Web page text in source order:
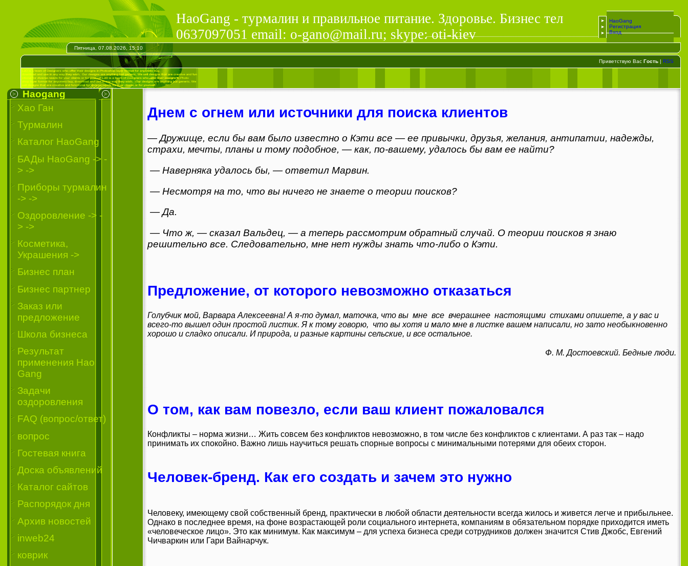
HaoGang - турмалин и правильное питание. Здоровье. Бизнес тел
0637097051 email: o-gano@mail.ru; skype: oti-kiev
HaoGang
Регистрация
Вход
Пятница, 07.08.2026, 15:10
Приветствую Вас Гость | RSS
Haogang
Хао Ган
Турмалин
Каталог HaoGang
БАДы HaoGang -> -
> ->
Приборы турмалин
-> ->
Oздоровление -> -
> ->
Косметика,
Украшения ->
Бизнес план
Бизнес партнер
Заказ или
предложение
Школа бизнеса
Результат
применения Hao
Gang
Задачи
оздоровления
FAQ (вопрос/ответ)
вопрос
Гостевая книга
Доска объявлений
Каталог сайтов
Распорядок дня
Архив новостей
inweb24
коврик
Днем с огнем или источники для поиска клиентов
— Дружище, если бы вам было известно о Кэти все — ее привычки, друзья, желания, антипатии, надежды,
страхи, мечты, планы и тому подобное, — как, по-вашему, удалось бы вам ее найти?
— Наверняка удалось бы, — ответил Марвин.
— Несмотря на то, что вы ничего не знаете о теории поисков?
— Да.
— Что ж, — сказал Вальдец, — а теперь рассмотрим обратный случай. О теории поисков я знаю
решительно все. Следовательно, мне нет нужды знать что-либо о Кэти.
Предложение, от которого невозможно отказаться
Голубчик мой, Варвара Алексеевна! А я-то думал, маточка, что вы мне все вчерашнее настоящими стихами опишете, а у вас и
всего-то вышел один простой листик. Я к тому говорю, что вы хотя и мало мне в листке вашем написали, но зато необыкновенно
хорошо и сладко описали. И природа, и разные картины сельские, и все остальное.
Ф. М. Достоевский. Бедные люди.
О том, как вам повезло, если ваш клиент пожаловался
Конфликты – норма жизни… Жить совсем без конфликтов невозможно, в том числе без конфликтов с клиентами. А раз так – надо
принимать их спокойно. Важно лишь научиться решать спорные вопросы с минимальными потерями для обеих сторон.
Человек-бренд. Как его создать и зачем это нужно
Человеку, имеющему свой собственный бренд, практически в любой области деятельности всегда жилось и живется легче и прибыльнее.
Однако в последнее время, на фоне возрастающей роли социального интернета, компаниям в обязательном порядке приходится иметь
«человеческое лицо». Это как минимум. Как максимум – для успеха бизнеса среди сотрудников должен значится Стив Джобс, Евгений
Чичваркин или Гари Вайнарчук.